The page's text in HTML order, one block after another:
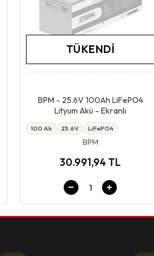
TÜKENDI
BPM - 25.6V 100Ah LiFePO4
Lityum Akü - Ekranlı
100 Ah 25.6V LiFePO4
BPM
30.991,94 TL